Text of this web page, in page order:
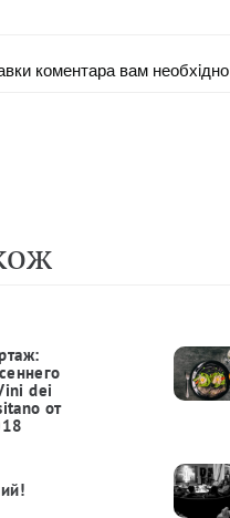
коментара вам необхiдно
dei
от